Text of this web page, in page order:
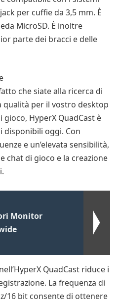
per cuffie da 3,5 mm. È
MicroSD. È inoltre
parte dei bracci e delle
che siate alla ricerca di
qualità per il vostro desktop
HyperX QuadCast è
disponibili oggi. Con
e un’elevata sensibilità,
chat di gioco e la creazione
Monitor
QuadCast riduce i
La frequenza di
16 bit consente di ottenere